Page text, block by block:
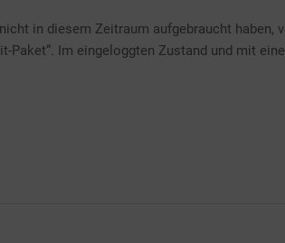
in diesem Zeitraum aufgebraucht haben,
Paket“. Im eingeloggten Zustand und mit